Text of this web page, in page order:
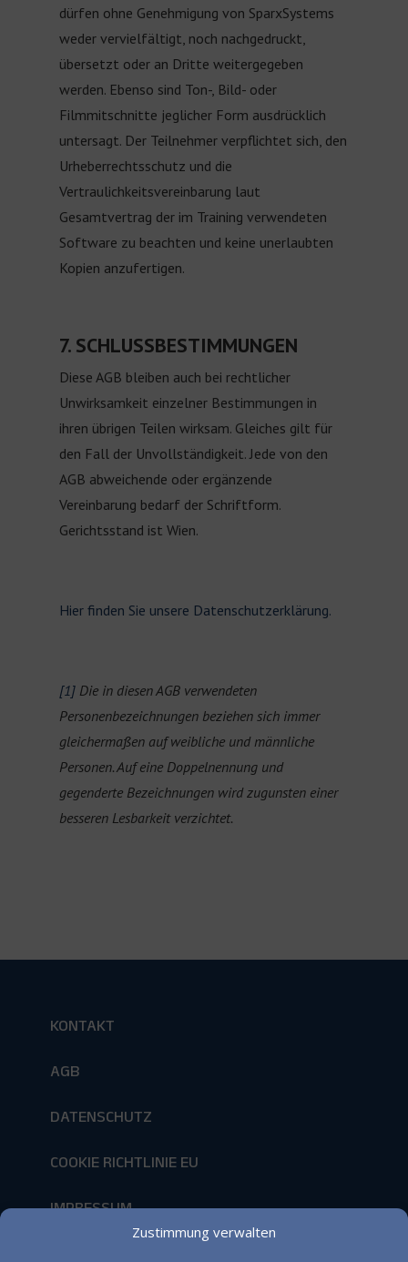
Zustimmung verwalten
dürfen ohne Genehmigung von SparxSystems
weder vervielfältigt, noch nachgedruckt,
übersetzt oder an Dritte weitergegeben
werden. Ebenso sind Ton-, Bild- oder
Filmmitschnitte jeglicher Form ausdrücklich
untersagt. Der Teilnehmer verpflichtet sich, den
Urheberrechtsschutz und die
Vertraulichkeitsvereinbarung laut
Gesamtvertrag der im Training verwendeten
Software zu beachten und keine unerlaubten
Kopien anzufertigen.
7. SCHLUSSBESTIMMUNGEN
Diese AGB bleiben auch bei rechtlicher
Unwirksamkeit einzelner Bestimmungen in
ihren übrigen Teilen wirksam. Gleiches gilt für
den Fall der Unvollständigkeit. Jede von den
AGB abweichende oder ergänzende
Vereinbarung bedarf der Schriftform.
Gerichtsstand ist Wien.
Hier finden Sie unsere Datenschutzerklärung.
[1]Die in diesen AGB verwendeten
Personenbezeichnungen beziehen sich immer
gleichermaßen auf weibliche und männliche
Personen. Auf eine Doppelnennung und
gegenderte Bezeichnungen wird zugunsten einer
besseren Lesbarkeit verzichtet.
KONTAKT
AGB
DATENSCHUTZ
COOKIE RICHTLINIE EU
IMPRESSUM